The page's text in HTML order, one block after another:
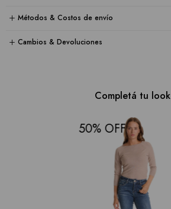
Métodos & Costos de envío
Cambios & Devoluciones
Completá tu look
50